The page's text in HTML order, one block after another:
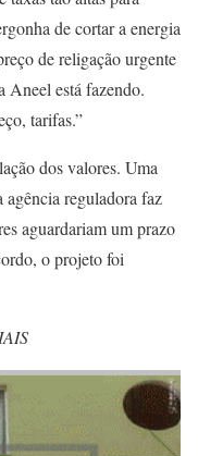
de cortar a energia
de religação urgente
Aneel está fazendo.
tarifas.”
dos valores. Uma
agência reguladora faz
aguardariam um prazo
o projeto foi